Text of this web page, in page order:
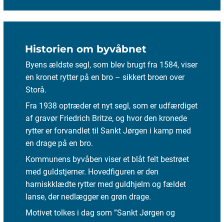
Historien om byvåbnet
Byens ældste segl, som blev brugt fra 1584, viser
en kronet rytter på en bro – sikkert broen over
Storå.
Fra 1938 optræder et nyt segl, som er udfærdiget
af gravør Friedrich Britze, og hvor den kronede
rytter er forvandlet til Sankt Jørgen i kamp med
en drage på en bro.
Kommunens byvåben viser et blåt felt bestrøet
med guldstjerner. Hovedfiguren er den
harniskklædte rytter med guldhjelm og fældet
lanse, der nedlægger en grøn drage.
Motivet tolkes i dag som ”Sankt Jørgen og